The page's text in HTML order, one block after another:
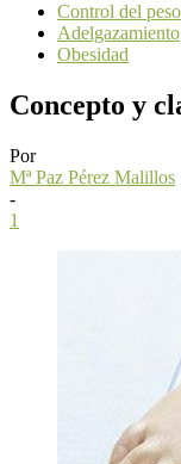
Control del peso
Adelgazamiento
Obesidad
Concepto y
Por
Mª Paz Pérez Malillos
-
1